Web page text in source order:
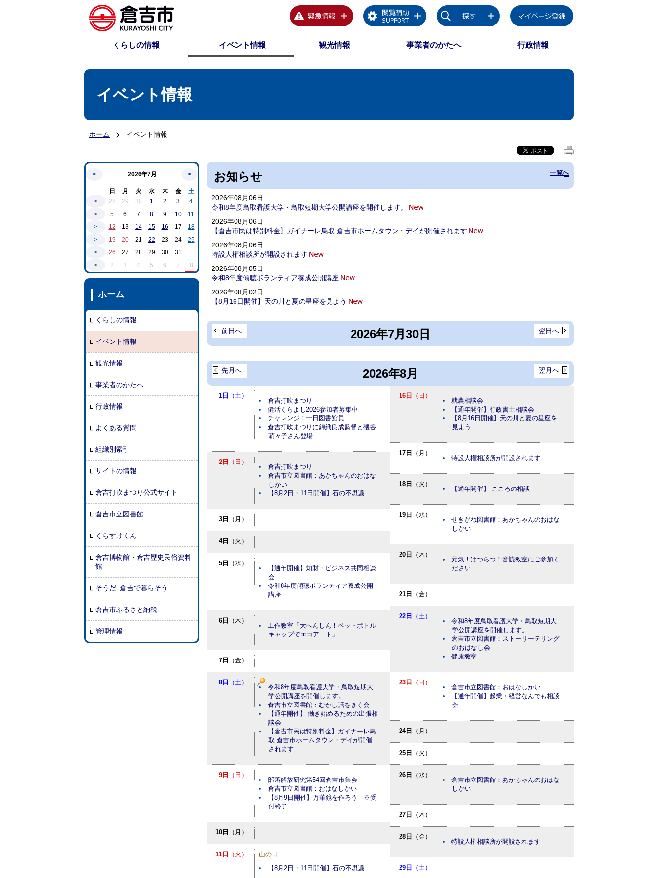
くらしの情報 イベント情報 観光情報 事業者のかたへ 行政情報
イベント情報
ホーム イベント情報
< 2026年7月 >
日 月 火 水 木 金
土
>
28 29 30 1 2 3
4
>
5 6 7 8 9 10
11
>
12 13 14 15 16 17
18
>
19 20 21 22 23 24
25
>
26 27 28 29 30 31
1
>
2 3 4 5 6 7 8
ホーム
くらしの情報
イベント情報
観光情報
事業者のかたへ
行政情報
よくある質問
組織別索引
サイトの情報
倉吉打吹まつり公式サイト
倉吉市立図書館
くらすけくん
倉吉博物館・倉吉歴史民俗資料
館
そうだ! 倉吉で暮らそう
倉吉市ふるさと納税
管理情報
お知らせ 一覧へ
2026年08月06日
令和8年度鳥取看護大学・鳥取短期大学公開講座を開催します。
2026年08月06日
【倉吉市民は特別料金】ガイナーレ鳥取 倉吉市ホームタウン・デイが開催されます
2026年08月06日
特設人権相談所が開設されます
2026年08月05日
令和8年度傾聴ボランティア養成公開講座
2026年08月02日
【8月16日開催】天の川と夏の星座を見よう
2026年7月30日 翌日へ
前日へ
2026年8月 翌月へ
先月へ
1日 （土）
倉吉打吹まつり
健活くらよし2026参加者募集中
チャレンジ！一日図書館員
倉吉打吹まつりに錦織良成監督と磯谷
萌々子さん登場
2日 （日）
倉吉打吹まつり
倉吉市立図書館：あかちゃんのおはな
しかい
【8月2日・11日開催】石の不思議
3日 （月）
4日 （火）
5日 （水）
【通年開催】知財・ビジネス共同相談
会
令和8年度傾聴ボランティア養成公開
講座
6日 （木）
工作教室「大へんしん！ペットボトル
キャップでエコアート」
7日 （金）
8日 （土）
令和8年度鳥取看護大学・鳥取短期大
学公開講座を開催します。
倉吉市立図書館：むかし話をきく会
【通年開催】 働き始めるための出張相
談会
【倉吉市民は特別料金】ガイナーレ鳥
取 倉吉市ホームタウン・デイが開催
されます
9日 （日）
部落解放研究第54回倉吉市集会
倉吉市立図書館：おはなしかい
【8月9日開催】万華鏡を作ろう ※受
付終了
10日 （月）
11日 （火）
山の日
【8月2日・11日開催】石の不思議
16日 （日）
就農相談会
【通年開催】行政書士相談会
【8月16日開催】天の川と夏の星座を
見よう
17日 （月）
特設人権相談所が開設されます
18日 （火）
【通年開催】 こころの相談
19日 （水）
せきがね図書館：あかちゃんのおはな
しかい
20日 （木）
元気！はつらつ！音読教室にご参加く
ださい
21日 （金）
22日 （土）
令和8年度鳥取看護大学・鳥取短期大
学公開講座を開催します。
倉吉市立図書館：ストーリーテリング
のおはなし会
健康教室
23日 （日）
倉吉市立図書館：おはなしかい
【通年開催】起業・経営なんでも相談
会
24日 （月）
25日 （火）
26日 （水）
倉吉市立図書館：あかちゃんのおはな
しかい
27日 （木）
28日 （金）
特設人権相談所が開設されます
29日 （土）